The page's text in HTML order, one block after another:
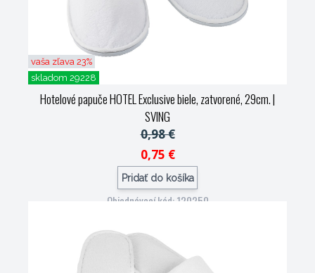
vaša zľava 23%
skladom 29228
Hotelové papuče HOTEL Exclusive biele, zatvorené, 29cm.|
SVING
0,98 €
0,75 €
Pridať do košíka
Objednávací kód: 120250